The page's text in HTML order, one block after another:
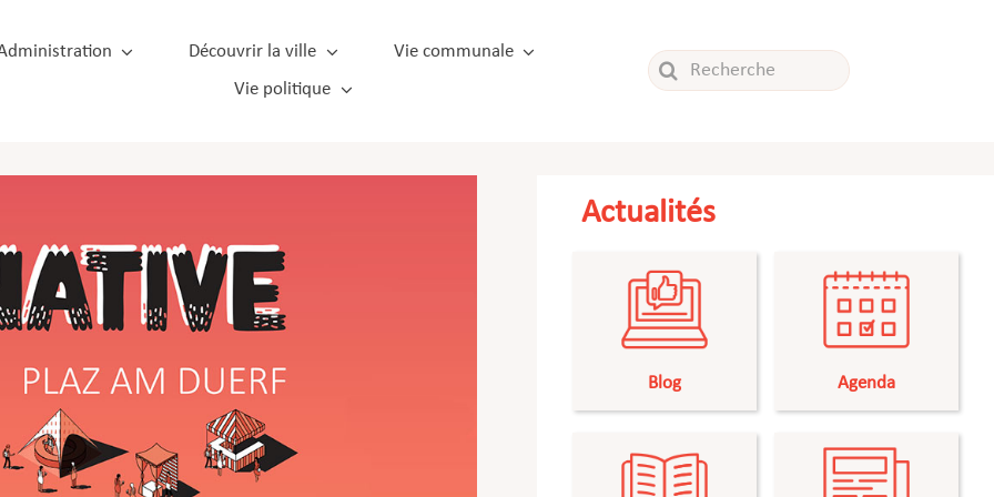
Découvrir la ville
Vie communale
Vie politique
Rechercher:
Actualités
Blog Agenda